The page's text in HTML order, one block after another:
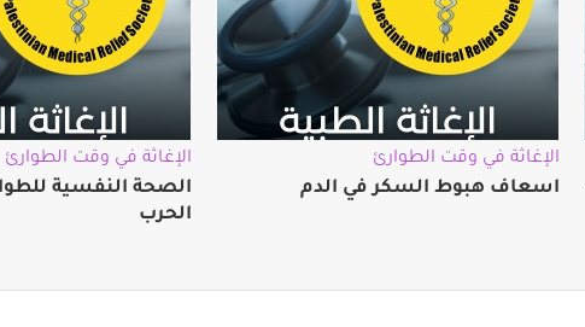
الإغاثة في وقت الطوارئ
اسعاف هبوط السكر في الدم
الإغاثة في وقت الطوارئ
الصحة النفسية
الحرب